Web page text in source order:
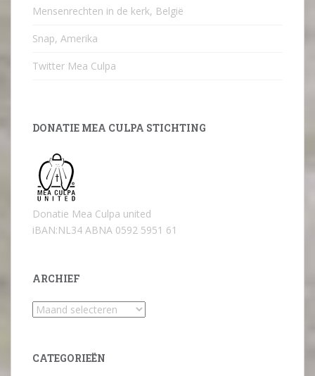
Mensenrechten in de kerk, België
Snap, Amerika
Twitter Mea Culpa
DONATIE MEA CULPA STICHTING
Donatie Mea Culpa united
iBAN:NL34 ABNA 0592 5951 61
ARCHIEF
Archief
CATEGORIEËN